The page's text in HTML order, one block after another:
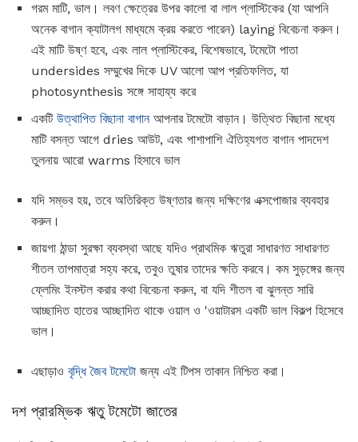
গরম মাটি, ভাল। লবণ ক্ষেত্রের উপর কালো বা লাল প্লাস্টিকের (যা আপনি
অনেক বাগান ক্যাটালগ মাধ্যমে ক্রয় করতে পারেন) laying বিবেচনা করুন।
এই মাটি উষ্ণ হবে, এবং লাল প্লাস্টিকের, বিশেষভাবে, টমেটো পাতা
undersides সম্মুখের দিকে UV আলো আপ প্রতিফলিত, যা
photosynthesis সঙ্গে সাহায্য করে
একটি উত্থাপিত বিছানা বাগানআপনার টমেটো বাড়ান। উত্থিত বিছানা মধ্যে
মাটি বসন্ত আগে dries আউট, এবং পাশাপাশি ঐতিহ্যগত বাগান পাদদেশ
তুলনায় আরো warms হিসাবে ভাল
যদি সম্ভব হয়, তবে অতিরিক্ত উষ্ণতার জন্য দক্ষিণের এক্সপোজার ব্যবহার
করুন।
জায়গা ঠান্ডা সুরক্ষা ব্যবস্থা আছে যদিও প্রাথমিক ঋতুরা সাধারণত সাধারণত
শীতল তাপমাত্রা সহ্য করে, তবুও তুষার তাদের ক্ষতি করবে। কম সুড়ঙ্গের জন্য
ফ্লেমিং ইনস্টল করার কথা বিবেচনা করুন, বা যদি শীতল বা ঝুলন্ত সারি
আচ্ছাদিত হাতের আচ্ছাদিত থাকে ওয়াল ও 'ওয়াটারস একটি ভাল বিকল্প হিসেবে
ভাল।
এছাড়াও বৃদ্ধি জৈব টমেটো জন্য এই টিপস তাকান নিশ্চিত করা।
দশ প্রারম্ভিক ঋতু টমেটো জাতের